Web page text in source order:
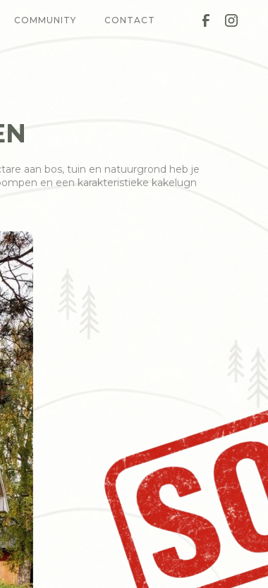
COMMUNITY CONTACT
aan bos, tuin en natuurgrond heb je
en een karakteristieke kakelugn